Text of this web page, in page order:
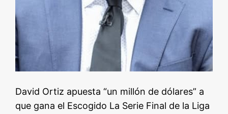
David Ortiz apuesta “un millón de dólares” a
que gana el Escogido La Serie Final de la Liga